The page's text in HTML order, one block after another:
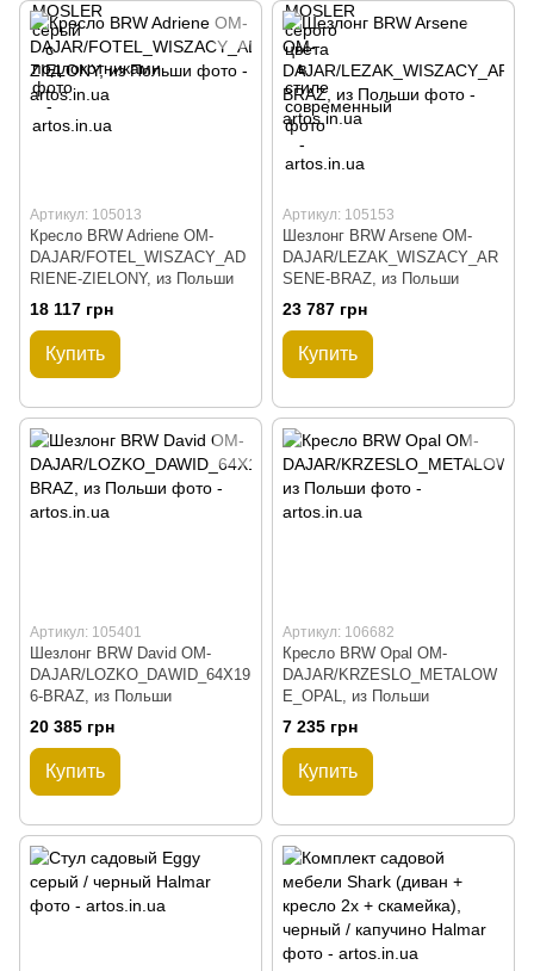
Артикул: 105013
Кресло BRW Adriene OM-
DAJAR/FOTEL_WISZACY_AD
RIENE-ZIELONY, из Польши
18 117 грн
Купить
Артикул: 105153
Шезлонг BRW Arsene OM-
DAJAR/LEZAK_WISZACY_AR
SENE-BRAZ, из Польши
23 787 грн
Купить
Артикул: 105401
Шезлонг BRW David OM-
DAJAR/LOZKO_DAWID_64X19
6-BRAZ, из Польши
20 385 грн
Купить
Артикул: 106682
Кресло BRW Opal OM-
DAJAR/KRZESLO_METALOW
E_OPAL, из Польши
7 235 грн
Купить